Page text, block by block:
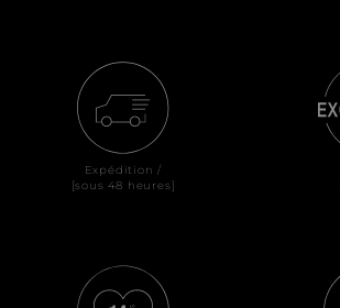
Expédition /
[sous 48 heures]